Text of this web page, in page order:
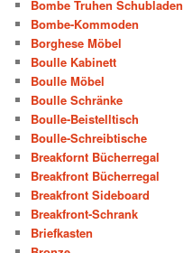
Bombe Truhen Schubladen
Bombe-Kommoden
Borghese Möbel
Boulle Kabinett
Boulle Möbel
Boulle Schränke
Boulle-Beistelltisch
Boulle-Schreibtische
Breakfornt Bücherregal
Breakfront Bücherregal
Breakfront Sideboard
Breakfront-Schrank
Briefkasten